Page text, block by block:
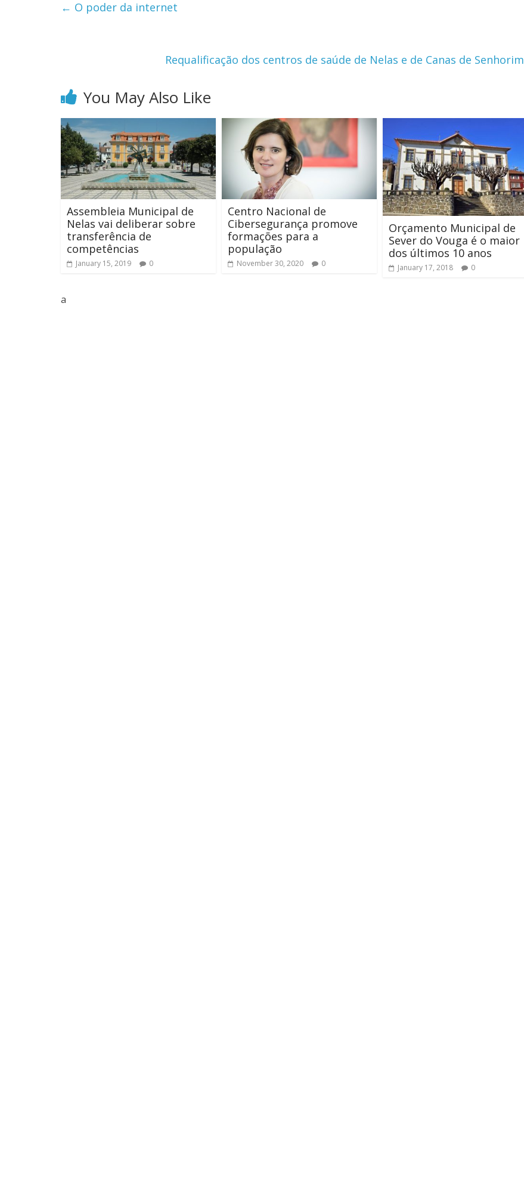
← O poder da internet
Requalificação dos centros de saúde de Nelas e de Canas de Senhorim
You May Also Like
Assembleia Municipal de
Nelas vai deliberar sobre
transferência de
competências
January 15, 2019 0
Centro Nacional de
Cibersegurança promove
formações para a
população
November 30, 2020 0
Orçamento Municipal de
Sever do Vouga é o maior
dos últimos 10 anos
January 17, 2018 0
a